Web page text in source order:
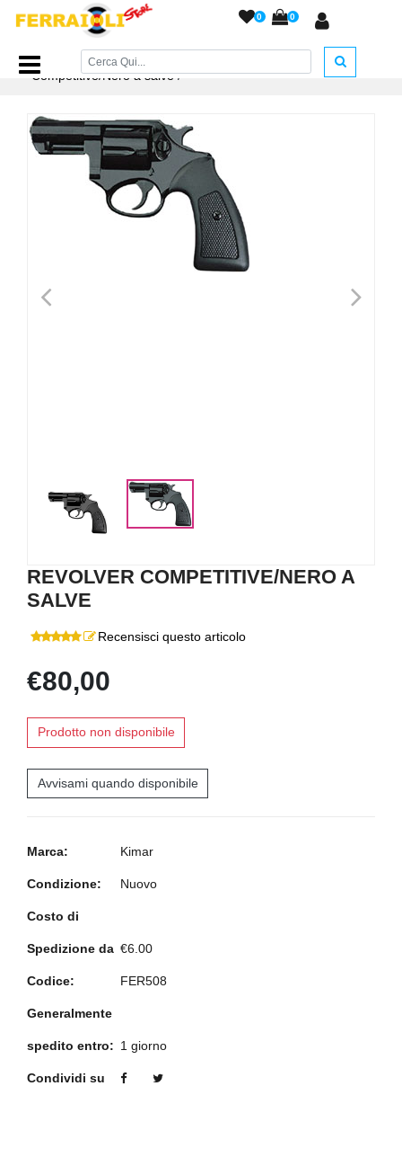
0 0
Home Page/ARMI A SALVE/Revolver/Revolver
Competitive/Nero a salve/
< >
REVOLVER COMPETITIVE/NERO A
SALVE
Recensisci questo articolo
€80,00
Prodotto non disponibile
Avvisami quando disponibile
Marca: Kimar
Condizione: Nuovo
Costo di
Spedizione da €6.00
Codice: FER508
Generalmente
spedito entro: 1 giorno
Condividi su